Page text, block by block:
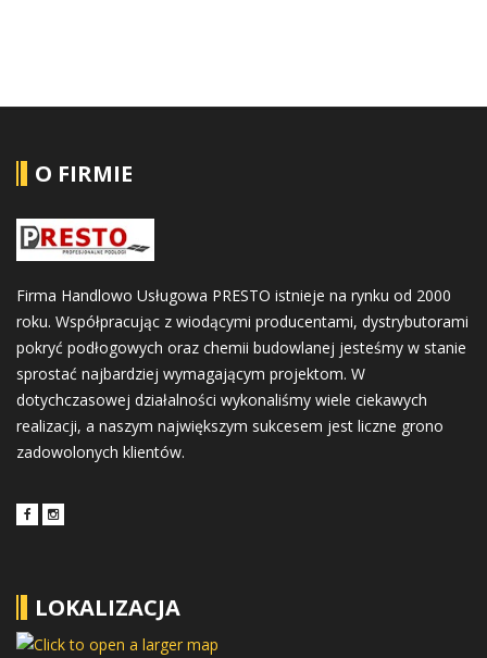
O FIRMIE
Firma Handlowo Usługowa PRESTO istnieje na rynku od 2000
roku. Współpracując z wiodącymi producentami, dystrybutorami
pokryć podłogowych oraz chemii budowlanej jesteśmy w stanie
sprostać najbardziej wymagającym projektom. W
dotychczasowej działalności wykonaliśmy wiele ciekawych
realizacji, a naszym największym sukcesem jest liczne grono
zadowolonych klientów.
LOKALIZACJA